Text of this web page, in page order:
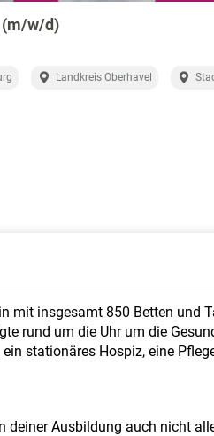
w/d)
Landkreis Oberhavel
mit insgesamt 850 Betten und
rund um die Uhr um die
stationäres Hospiz, eine
Ausbildung auch nicht